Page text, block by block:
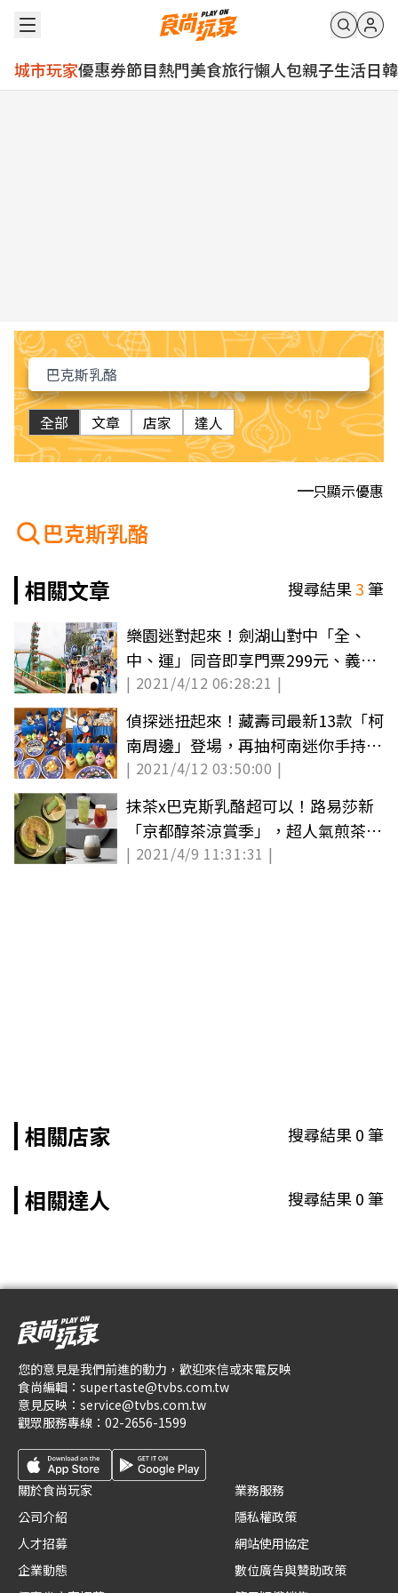
城市玩家優惠券節目熱門美食旅行懶人包親子生活日韓
全部 文章 店家 達人
只顯示優惠
巴克斯乳酪
相關文章
搜尋結果3筆
樂園迷對起來！劍湖山對中「全、
中、運」同音即享門票299元、義大
推學童票送100元折扣券
| 2021/4/12 06:28:21 |
偵探迷扭起來！藏壽司最新13款「柯
南周邊」登場，再抽柯南迷你手持電
風扇、赤井秀趴偶
| 2021/4/12 03:50:00 |
抹茶x巴克斯乳酪超可以！路易莎新
「京都醇茶涼賞季」，超人氣煎茶、
焙茶連續1個月省10元
| 2021/4/9 11:31:31 |
相關店家 搜尋結果0筆
相關達人 搜尋結果0筆
您的意見是我們前進的動力，歡迎來信或來電反映
食尚編輯： supertaste@tvbs.com.tw
意見反映： service@tvbs.com.tw
觀眾服務專線： 02-2656-1599
關於食尚玩家
公司介紹
人才招募
企業動態
業務服務
隱私權政策
網站使用協定
數位廣告與贊助政策